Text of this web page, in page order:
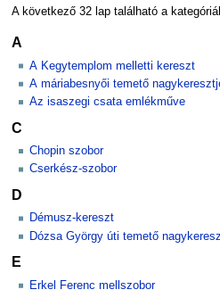
A következő 32 lap található a
A
A Kegytemplom melletti kereszt
A máriabesnyői temető
Az isaszegi csata emlékműve
C
Chopin szobor
Cserkész-szobor
D
Démusz-kereszt
Dózsa György úti temető
E
Erkel Ferenc mellszobor